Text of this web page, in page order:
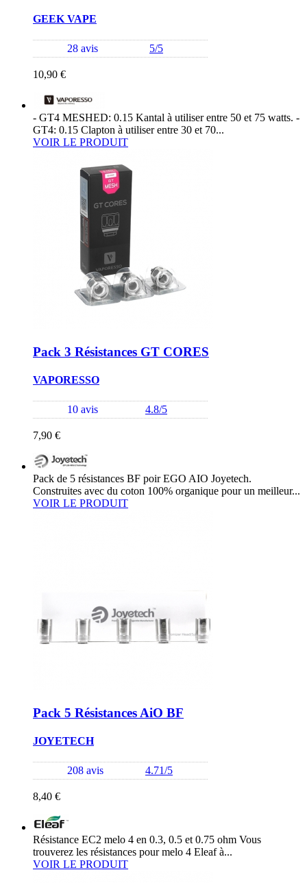
GEEK VAPE
28 avis 5/5
10,90 €
- GT4 MESHED: 0.15 Kantal à utiliser entre 50 et 75 watts. -
GT4: 0.15 Clapton à utiliser entre 30 et 70...
VOIR LE PRODUIT
Pack 3 Résistances GT CORES
VAPORESSO
10 avis 4.8/5
7,90 €
Pack de 5 résistances BF poir EGO AIO Joyetech.
Construites avec du coton 100% organique pour un meilleur...
VOIR LE PRODUIT
Pack 5 Résistances AiO BF
JOYETECH
208 avis 4.71/5
8,40 €
Résistance EC2 melo 4 en 0.3, 0.5 et 0.75 ohm Vous
trouverez les résistances pour melo 4 Eleaf à...
VOIR LE PRODUIT